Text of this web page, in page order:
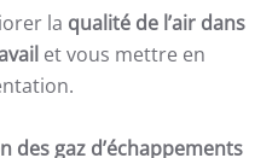
la qualité de l’air dans
et vous mettre en
des gaz d’échappements